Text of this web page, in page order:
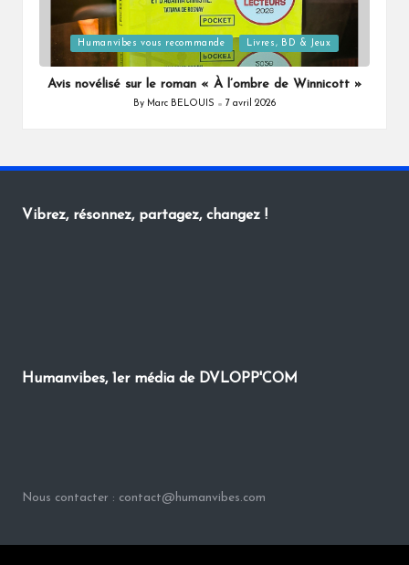
Posted
in
Humanvibes vous recommande Livres, BD & Jeux
Avis novélisé sur le roman « À l’ombre de Winnicott »
Posted
By Marc BELOUIS 7 avril 2026
Vibrez, résonnez, partagez, changez !
Humanvibes, 1er média de DVLOPP'COM
Nous contacter : contact@humanvibes.com